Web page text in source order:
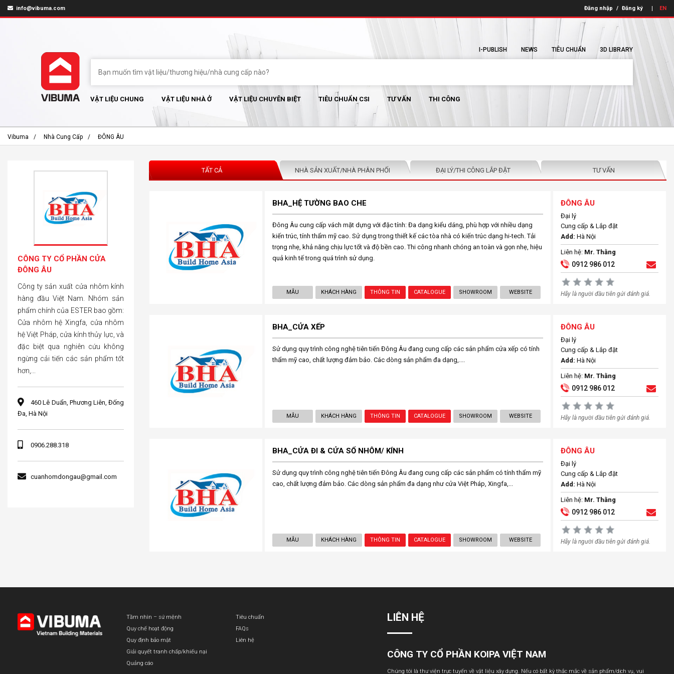
info@vibuma.com Đăng nhập / Đăng ký EN
I-PUBLISH NEWS TIÊU CHUẨN 3D LIBRARY
VẬT LIỆU CHUNG VẬT LIỆU NHÀ Ở VẬT LIỆU CHUYÊN BIỆT TIÊU CHUẨN CSI TƯ VẤN THI CÔNG
Vibuma Nhà Cung Cấp ĐÔNG ÂU
TẤT CẢ NHÀ SẢN XUẤT/NHÀ PHÂN PHỐI ĐẠI LÝ/THI CÔNG LẮP ĐẶT TƯ VẤN
BHA_HỆ TƯỜNG BAO CHE
Đông Âu cung cấp vách mặt dựng với đặc tính: Đa dạng kiểu dáng, phù hợp với nhiều dạng
kiến trúc, tính thẩm mỹ cao. Sử dụng trong thiết kế các tòa nhà có kiến trúc dạng hi-tech. Tải
trọng nhẹ, khả năng chịu lực tốt và độ bền cao. Thi công nhanh chóng an toàn và gọn nhẹ, hiệu
quả kinh tế trong quá trình sử dụng.
MẪU KHÁCH HÀNG THÔNG TIN CATALOGUE SHOWROOM WEBSITE
ĐÔNG ÂU
Đại lý
Cung cấp & Lắp đặt
Add: Hà Nội
Liên hệ: Mr. Thằng
0912 986 012
Hãy là người đầu tiên gửi đánh giá.
BHA_CỬA XẾP
Sử dụng quy trình công nghệ tiên tiến Đông Âu đang cung cấp các sản phẩm cửa xếp có tính
thẩm mỹ cao, chất lượng đảm bảo. Các dòng sản phẩm đa dạng,....
MẪU KHÁCH HÀNG THÔNG TIN CATALOGUE SHOWROOM WEBSITE
ĐÔNG ÂU
Đại lý
Cung cấp & Lắp đặt
Add: Hà Nội
Liên hệ: Mr. Thằng
0912 986 012
Hãy là người đầu tiên gửi đánh giá.
BHA_CỬA ĐI & CỬA SỔ NHÔM/ KÍNH
Sử dụng quy trình công nghệ tiên tiến Đông Âu đang cung cấp các sản phẩm có tính thẩm mỹ
cao, chất lượng đảm bảo. Các dòng sản phẩm đa dạng như cửa Việt Pháp, Xingfa,...
MẪU KHÁCH HÀNG THÔNG TIN CATALOGUE SHOWROOM WEBSITE
ĐÔNG ÂU
Đại lý
Cung cấp & Lắp đặt
Add: Hà Nội
Liên hệ: Mr. Thằng
0912 986 012
Hãy là người đầu tiên gửi đánh giá.
CÔNG TY CỔ PHẦN CỬA
ĐÔNG ÂU
Công ty sản xuất cửa nhôm kính
hàng đầu Việt Nam. Nhóm sản
phẩm chính của ESTER bao gồm:
Cửa nhôm hệ Xingfa, cửa nhôm
hệ Việt Pháp, cửa kính thủy lực, và
đặc biệt qua nghiên cứu không
ngừng cải tiến các sản phẩm tốt
hơn,...
460 Lê Duẩn, Phương Liên, Đống
Đa, Hà Nội
0906.288.318
cuanhomdongau@gmail.com
Tầm nhìn – sứ mệnh
Quy chế hoạt động
Quy định bảo mật
Giải quyết tranh chấp/khiếu nại
Quảng cáo
Tiêu chuẩn
FAQs
Liên hệ
LIÊN HỆ
CÔNG TY CỔ PHẦN KOIPA VIỆT NAM
Chúng tôi là thư viện trực tuyến về vật liệu xây dựng. Nếu có bất kỳ thắc mắc về sản phẩm/dịch vụ, vui